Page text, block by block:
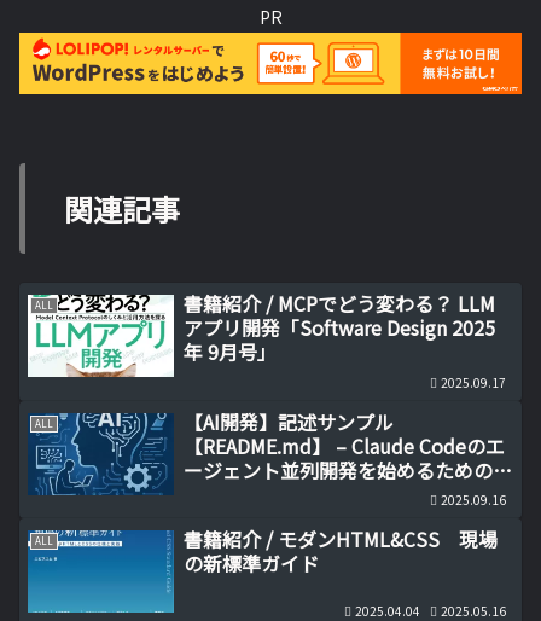
PR
関連記事
ALL
書籍紹介 / MCPでどう変わる？ LLM
アプリ開発「Software Design 2025
年 9月号」
2025.09.17
ALL
【AI開発】記述サンプル
【README.md】 – Claude Codeのエ
ージェント並列開発を始めるための準
2025.09.16
ALL
書籍紹介 / モダンHTML&CSS 現場
の新標準ガイド
2025.04.04 2025.05.16